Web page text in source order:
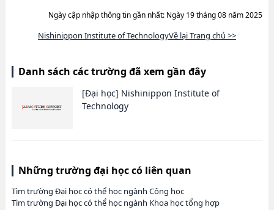
Ngày cập nhập thông tin gần nhất: Ngày 19 tháng 08 năm 2025
Nishinippon Institute of TechnologyVề lại Trang chủ >>
Danh sách các trường đã xem gần đây
[Đại học] Nishinippon Institute of
Technology
Những trường đại học có liên quan
Tìm trường Đại học có thể học ngành Công học
Tìm trường Đại học có thể học ngành Khoa học tổng hợp